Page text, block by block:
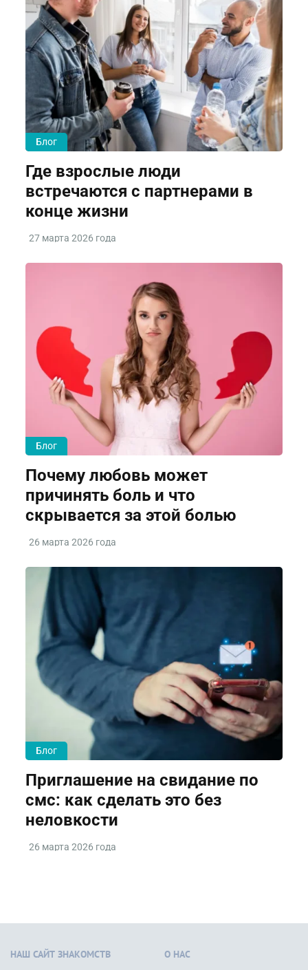
Блог
Где взрослые люди
встречаются с партнерами в
конце жизни
27 марта 2026 года
Блог
Почему любовь может
причинять боль и что
скрывается за этой болью
26 марта 2026 года
Блог
Приглашение на свидание по
смс: как сделать это без
неловкости
26 марта 2026 года
НАШ САЙТ ЗНАКОМСТВ О НАС